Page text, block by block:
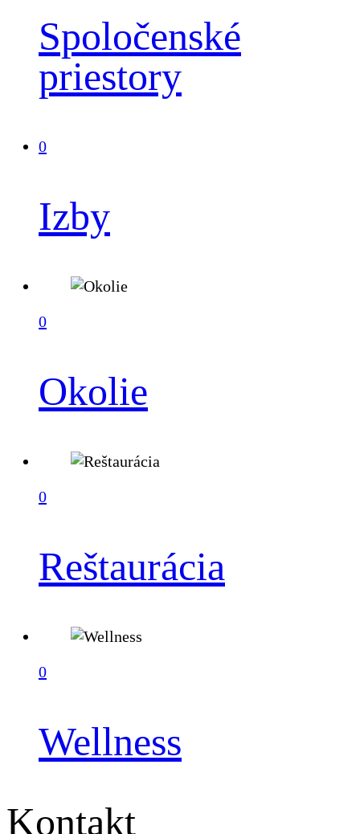
Spoločenské
priestory
0
Izby
0
Okolie
0
Reštaurácia
0
Wellness
Kontakt